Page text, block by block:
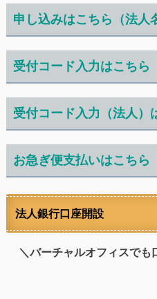
申し込みはこちら（法人
受付コード入力はこちら
受付コード入力（法人）
お急ぎ便支払いはこちら
法人銀行口座開設
＼バーチャルオフィスでも